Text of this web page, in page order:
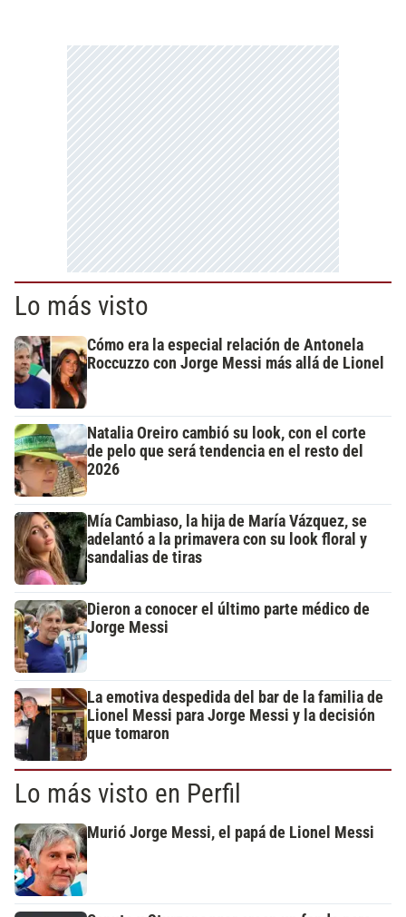
Lo más visto
Cómo era la especial relación de Antonela
Roccuzzo con Jorge Messi más allá de Lionel
Natalia Oreiro cambió su look, con el corte
de pelo que será tendencia en el resto del
2026
Mía Cambiaso, la hija de María Vázquez, se
adelantó a la primavera con su look floral y
sandalias de tiras
Dieron a conocer el último parte médico de
Jorge Messi
La emotiva despedida del bar de la familia de
Lionel Messi para Jorge Messi y la decisión
que tomaron
Lo más visto en Perfil
Murió Jorge Messi, el papá de Lionel Messi